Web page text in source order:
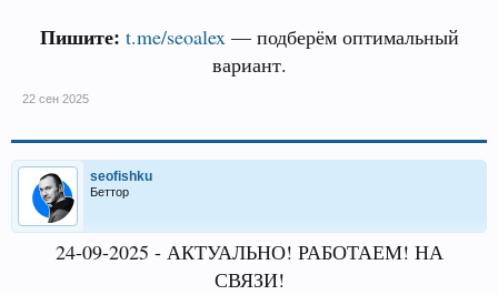
Пишите: t.me/seoalex— подберём оптимальный
вариант.
22 сен 2025
seofishku
Беттор
24-09-2025 - АКТУАЛЬНО! РАБОТАЕМ! НА
СВЯЗИ!